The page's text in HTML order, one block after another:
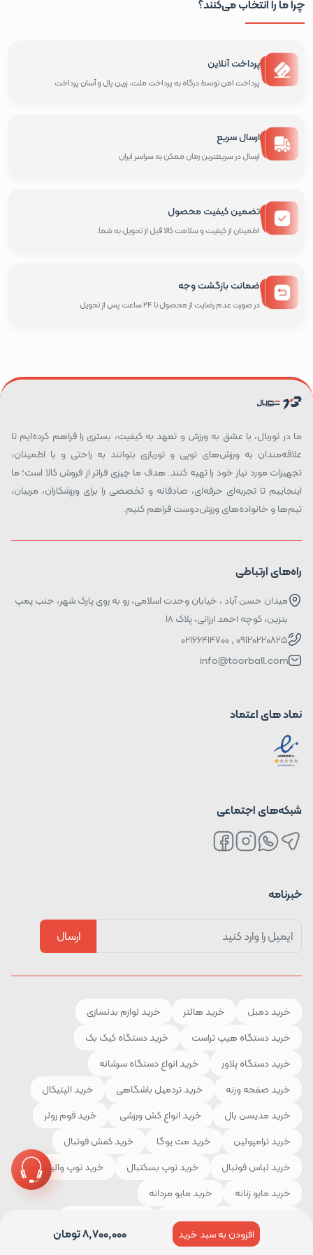
8,700,000تومان افزودن به سبد خرید
چرا ما را انتخاب می‌کنند؟
پرداخت آنلاین
پرداخت امن توسط درگاه به پرداخت ملت، زرین پال و آسان پرداخت
ارسال سریع
ارسال در سریعترین زمان ممکن به سراسر ایران
تضمین کیفیت محصول
اطمینان از کیفیت و سلامت کالا قبل از تحویل به شما.
ضمانت بازگشت وجه
در صورت عدم رضایت از محصول تا 24 ساعت پس از تحویل
ما در توربال، با عشق به ورزش و تعهد به کیفیت، بستری را فراهم کرده‌ایم تا
علاقه‌مندان به ورزش‌های توپی و توربازی بتوانند به راحتی و با اطمینان،
تجهیزات مورد نیاز خود را تهیه کنند. هدف ما چیزی فراتر از فروش کالا است؛ ما
اینجاییم تا تجربه‌ای حرفه‌ای، صادقانه و تخصصی را برای ورزشکاران، مربیان،
تیم‌ها و خانواده‌های ورزش‌دوست فراهم کنیم.
راه‌های ارتباطی
میدان حسن آباد ، خیابان وحدت اسلامی، رو به روی پارک شهر، جنب پمپ
بنزین، کوچه احمد ارزانی، پلاک ۱۸
09120220825 , 02166414700
info@toorball.com
نماد های اعتماد
شبکه‌های اجتماعی
خبرنامه
ارسال
خرید دمبل خرید هالتر
خرید لوازم بدنسازی
خرید دستگاه هیپ تراست
خرید دستگاه کیک بک
خرید دستگاه پلاور
خرید انواع دستگاه سرشانه
خرید صفحه وزنه
خرید تردمیل باشگاهی
خرید الپتیکال
خرید مدیسن بال
خرید انواع کش ورزشی
خرید فوم رولر
خرید ترامپولین
خرید مت یوگا
خرید کفش فوتبال
خرید لباس فوتبال
خرید توپ بسکتبال
خرید توپ والیبال
خرید مایو زنانه
خرید مایو مردانه
خرید لوازم و تجهیزات کوهنوردی
خرید کیسه خواب
خرید کفش کوهنوردی خرید لباس ورزشی